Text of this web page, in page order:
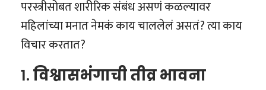
परस्त्रीसोबत शारीरिक संबंध असणं कळल्यावर
महिलांच्या मनात नेमकं काय चाललेलं असतं? त्या काय
विचार करतात?
1. विश्वासभंगाची तीव्र भावना